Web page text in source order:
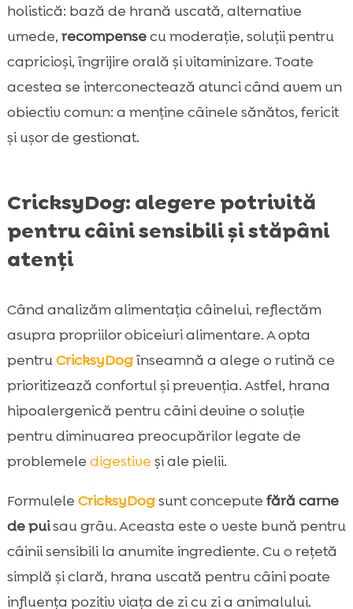
holistică: bază de hrană uscată, alternative
umede, recompensecu moderație, soluții pentru
capricioși, îngrijire orală și vitaminizare. Toate
acestea se interconectează atunci când avem un
obiectiv comun: a menține câinele sănătos, fericit
și ușor de gestionat.
CricksyDog: alegere potrivită
pentru câini sensibili și stăpâni
atenți
Când analizăm alimentația câinelui, reflectăm
asupra propriilor obiceiuri alimentare. A opta
pentruCricksyDogînseamnă a alege o rutină ce
prioritizează confortul și prevenția. Astfel, hrana
hipoalergenică pentru câini devine o soluție
pentru diminuarea preocupărilor legate de
problemele digestive și ale pielii.
Formulele CricksyDogsunt concepute fără carne
de puisau grâu. Aceasta este o veste bună pentru
câinii sensibili la anumite ingrediente. Cu o rețetă
simplă și clară, hrana uscată pentru câini poate
influența pozitiv viața de zi cu zi a animalului.